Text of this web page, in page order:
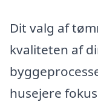
Dit valg af
kvaliteten af
husejere